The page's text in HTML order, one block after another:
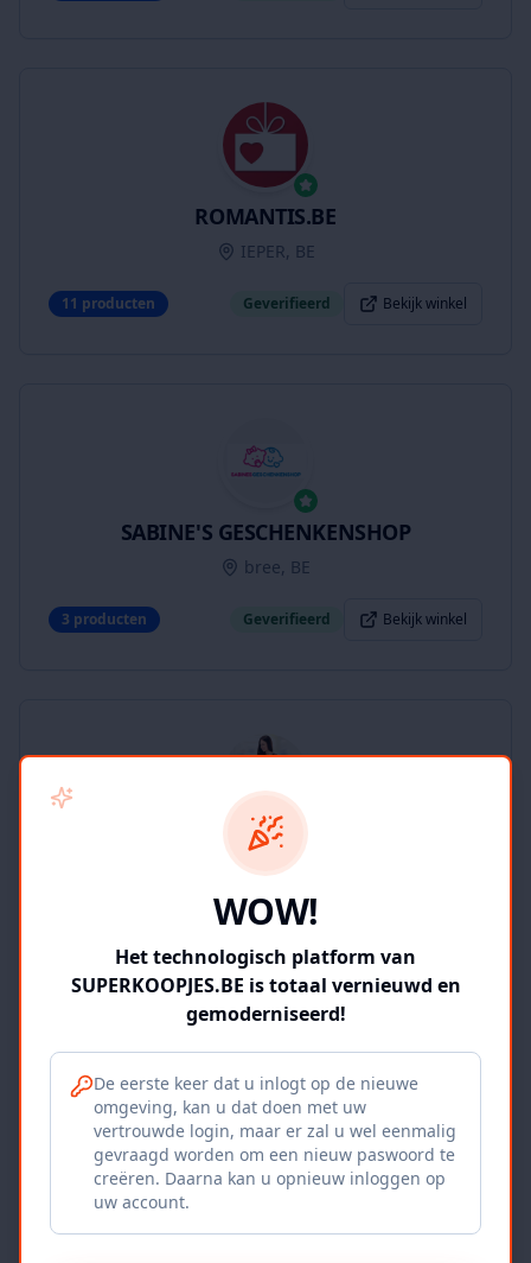
ROMANTIS.BE
IEPER, BE
11 producten Geverifieerd Bekijk winkel
SABINE'S GESCHENKENSHOP
bree, BE
3 producten Geverifieerd Bekijk winkel
SUPERKOOPJES.BE
Geverifieerd
Iepers Kwartier
Ieper, BE
WOW!
Het technologisch platform van
SUPERKOOPJES.BE is totaal vernieuwd en
gemoderniseerd!
De eerste keer dat u inlogt op de nieuwe
omgeving, kan u dat doen met uw
vertrouwde login, maar er zal u wel eenmalig
gevraagd worden om een nieuw paswoord te
creëren. Daarna kan u opnieuw inloggen op
uw account.